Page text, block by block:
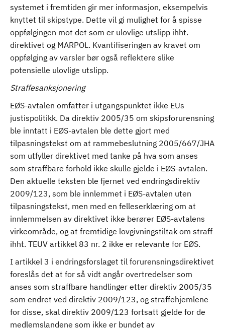
systemet i fremtiden gir mer informasjon, eksempelvis
knyttet til skipstype. Dette vil gi mulighet for å spisse
oppfølgingen mot det som er ulovlige utslipp ihht.
direktivet og MARPOL. Kvantifiseringen av kravet om
oppfølging av varsler bør også reflektere slike
potensielle ulovlige utslipp.
Straffesanksjonering
EØS-avtalen omfatter i utgangspunktet ikke EUs
justispolitikk. Da direktiv 2005/35 om skipsforurensning
ble inntatt i EØS-avtalen ble dette gjort med
tilpasningstekst om at rammebeslutning 2005/667/JHA
som utfyller direktivet med tanke på hva som anses
som straffbare forhold ikke skulle gjelde i EØS-avtalen.
Den aktuelle teksten ble fjernet ved endringsdirektiv
2009/123, som ble innlemmet i EØS-avtalen uten
tilpasningstekst, men med en felleserklæring om at
innlemmelsen av direktivet ikke berører EØS-avtalens
virkeområde, og at fremtidige lovgivningstiltak om straff
ihht. TEUV artikkel 83 nr. 2 ikke er relevante for EØS.
I artikkel 3 i endringsforslaget til forurensningsdirektivet
foreslås det at for så vidt angår overtredelser som
anses som straffbare handlinger etter direktiv 2005/35
som endret ved direktiv 2009/123, og straffehjemlene
for disse, skal direktiv 2009/123 fortsatt gjelde for de
medlemslandene som ikke er bundet av